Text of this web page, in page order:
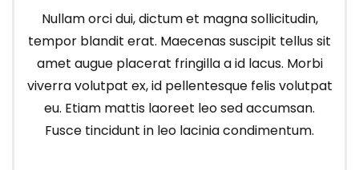
Nullam orci dui, dictum et magna sollicitudin,
tempor blandit erat. Maecenas suscipit tellus sit
amet augue placerat fringilla a id lacus. Morbi
viverra volutpat ex, id pellentesque felis volutpat
eu. Etiam mattis laoreet leo sed accumsan.
Fusce tincidunt in leo lacinia condimentum.